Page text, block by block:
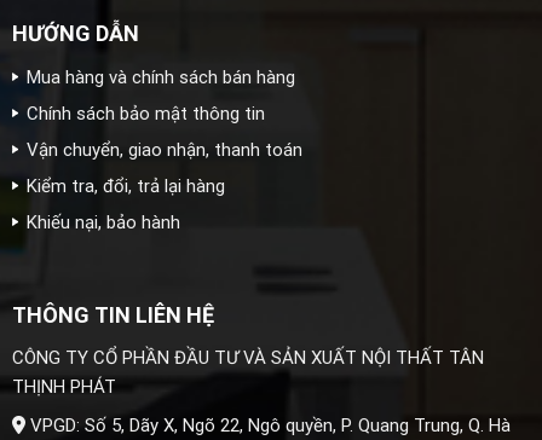
HƯỚNG DẪN
Mua hàng và chính sách bán hàng
Chính sách bảo mật thông tin
Vận chuyển, giao nhận, thanh toán
Kiểm tra, đổi, trả lại hàng
Khiếu nại, bảo hành
THÔNG TIN LIÊN HỆ
CÔNG TY CỔ PHẦN ĐẦU TƯ VÀ SẢN XUẤT NỘI THẤT TÂN
THỊNH PHÁT
VPGD: Số 5, Dãy X, Ngõ 22, Ngô quyền, P. Quang Trung, Q. Hà